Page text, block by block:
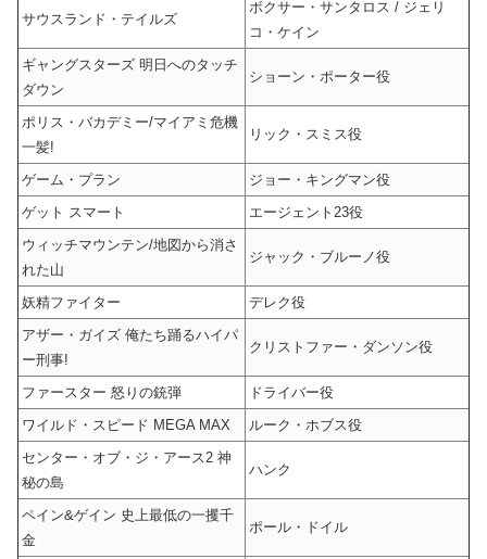
サウスランド・テイルズ
ボクサー・サンタロス / ジェリ
コ・ケイン
ギャングスターズ 明日へのタッチ
ダウン
ショーン・ポーター役
ポリス・バカデミー/マイアミ危機
一髪!
リック・スミス役
ゲーム・プラン
ジョー・キングマン役
ゲット スマート
エージェント23役
ウィッチマウンテン/地図から消さ
れた山
ジャック・ブルーノ役
妖精ファイター
デレク役
アザー・ガイズ 俺たち踊るハイパ
ー刑事!
クリストファー・ダンソン役
ファースター 怒りの銃弾
ドライバー役
ワイルド・スピード MEGA MAX
ルーク・ホブス役
センター・オブ・ジ・アース2 神
秘の島
ハンク
ペイン&ゲイン 史上最低の一攫千
金
ポール・ドイル